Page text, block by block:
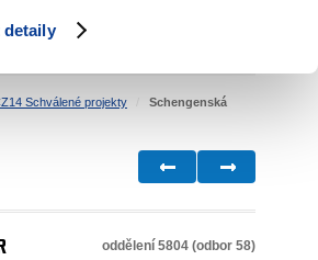
detaily BILATERÁLNÍ SPOLUPRÁCE
Schválené projekty
Schengenská
oddělení 5804 (odbor 58)